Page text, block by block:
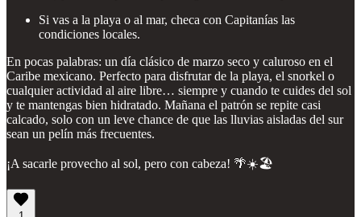
Si vas a la playa o al mar, checa con Capitanías las
condiciones locales.
En pocas palabras: un día clásico de marzo seco y caluroso en el
Caribe mexicano. Perfecto para disfrutar de la playa, el snorkel o
cualquier actividad al aire libre… siempre y cuando te cuides del sol
y te mantengas bien hidratado. Mañana el patrón se repite casi
calcado, solo con un leve chance de que las lluvias aisladas del sur
sean un pelín más frecuentes.
¡A sacarle provecho al sol, pero con cabeza! 🌴☀️🏖️